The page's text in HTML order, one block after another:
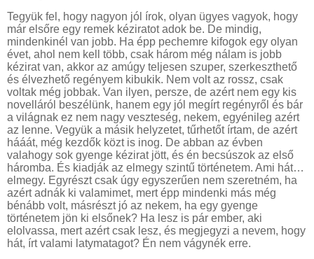
Tegyük fel, hogy nagyon jól írok, olyan ügyes vagyok, hogy
már elsőre egy remek kéziratot adok be. De mindig,
mindenkinél van jobb. Ha épp pechemre kifogok egy olyan
évet, ahol nem kell több, csak három még nálam is jobb
kézirat van, akkor az amúgy teljesen szuper, szerkeszthető
és élvezhető regényem kibukik. Nem volt az rossz, csak
voltak még jobbak. Van ilyen, persze, de azért nem egy kis
novelláról beszélünk, hanem egy jól megírt regényről és bár
a világnak ez nem nagy veszteség, nekem, egyénileg azért
az lenne. Vegyük a másik helyzetet, tűrhetőt írtam, de azért
hááát, még kezdők közt is inog. De abban az évben
valahogy sok gyenge kézirat jött, és én becsúszok az első
háromba. És kiadják az elmegy szintű történetem. Ami hát…
elmegy. Egyrészt csak úgy egyszerűen nem szeretném, ha
azért adnák ki valamimet, mert épp mindenki más még
bénább volt, másrészt jó az nekem, ha egy gyenge
történetem jön ki elsőnek? Ha lesz is pár ember, aki
elolvassa, mert azért csak lesz, és megjegyzi a nevem, hogy
hát, írt valami latymatagot? Én nem vágynék erre.